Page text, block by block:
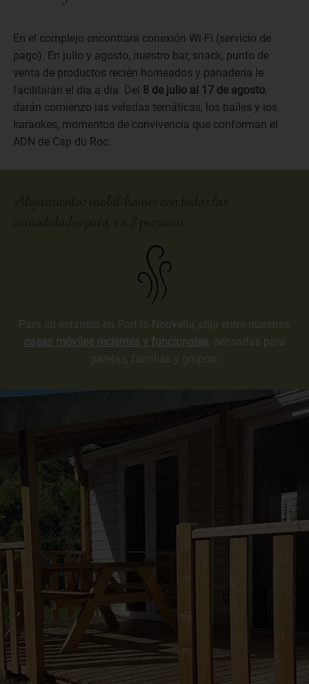
En el complejo encontrará conexión Wi-Fi (servicio de
pago). En julio y agosto, nuestro bar, snack, punto de
venta de productos recién horneados y panadería le
facilitarán el día a día. Del 8 de julio al 17 de agosto,
darán comienzo las veladas temáticas, los bailes y los
karaokes, momentos de convivencia que conforman el
ADN de Cap du Roc.
Para su estancia en Port-la-Nouvelle, elija entre nuestras
casas móviles recientes y funcionales, pensadas para
parejas, familias y grupos: